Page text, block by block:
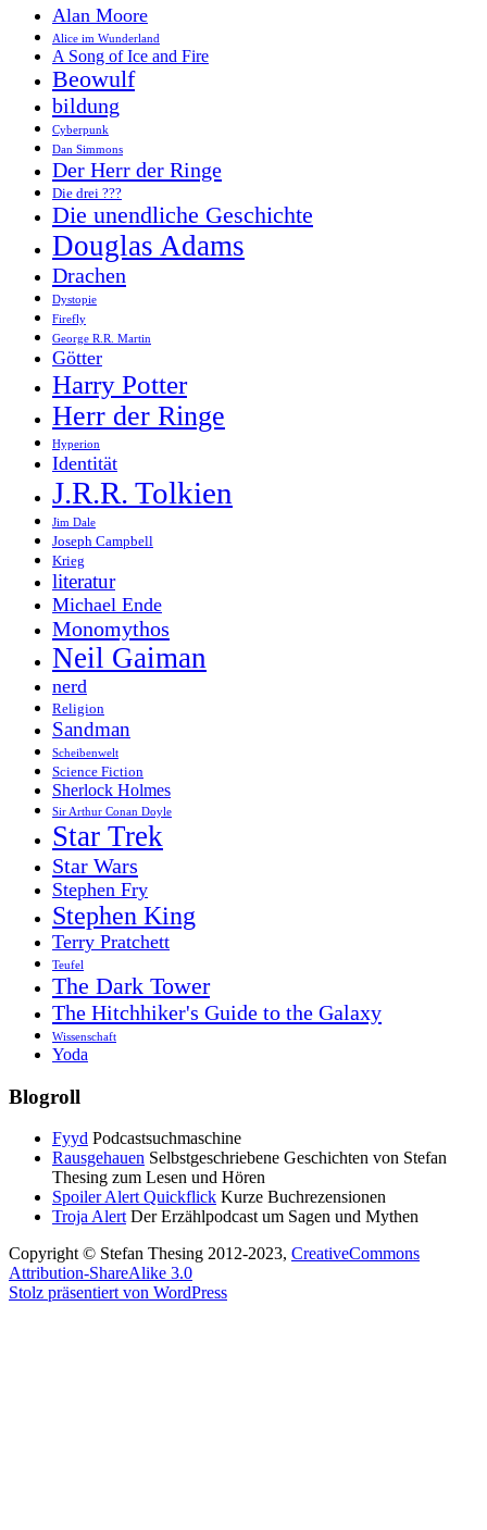
Alan Moore
Alice im Wunderland
A Song of Ice and Fire
Beowulf
bildung
Cyberpunk
Dan Simmons
Der Herr der Ringe
Die drei ???
Die unendliche Geschichte
Douglas Adams
Drachen
Dystopie
Firefly
George R.R. Martin
Götter
Harry Potter
Herr der Ringe
Hyperion
Identität
J.R.R. Tolkien
Jim Dale
Joseph Campbell
Krieg
literatur
Michael Ende
Monomythos
Neil Gaiman
nerd
Religion
Sandman
Scheibenwelt
Science Fiction
Sherlock Holmes
Sir Arthur Conan Doyle
Star Trek
Star Wars
Stephen Fry
Stephen King
Terry Pratchett
Teufel
The Dark Tower
The Hitchhiker's Guide to the Galaxy
Wissenschaft
Yoda
Blogroll
Fyyd Podcastsuchmaschine
Rausgehauen Selbstgeschriebene Geschichten von Stefan
Thesing zum Lesen und Hören
Spoiler Alert Quickflick Kurze Buchrezensionen
Troja Alert Der Erzählpodcast um Sagen und Mythen
Copyright © Stefan Thesing 2012-2023, CreativeCommons
Attribution-ShareAlike 3.0
Stolz präsentiert von WordPress